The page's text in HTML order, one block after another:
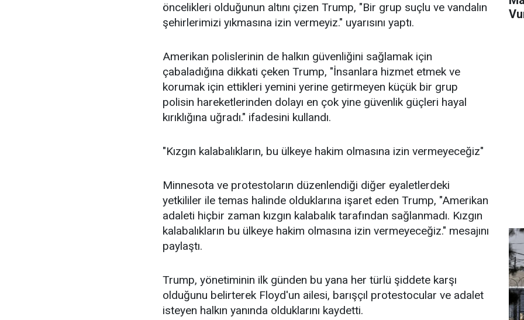
öncelikleri olduğunun altını çizen Trump, "Bir grup suçlu ve vandalın
şehirlerimizi yıkmasına izin vermeyiz." uyarısını yaptı.
Amerikan polislerinin de halkın güvenliğini sağlamak için
çabaladığına dikkati çeken Trump, "İnsanlara hizmet etmek ve
korumak için ettikleri yemini yerine getirmeyen küçük bir grup
polisin hareketlerinden dolayı en çok yine güvenlik güçleri hayal
kırıklığına uğradı." ifadesini kullandı.
"Kızgın kalabalıkların, bu ülkeye hakim olmasına izin vermeyeceğiz"
Minnesota ve protestoların düzenlendiği diğer eyaletlerdeki
yetkililer ile temas halinde olduklarına işaret eden Trump, "Amerikan
adaleti hiçbir zaman kızgın kalabalık tarafından sağlanmadı. Kızgın
kalabalıkların bu ülkeye hakim olmasına izin vermeyeceğiz." mesajını
paylaştı.
Trump, yönetiminin ilk günden bu yana her türlü şiddete karşı
olduğunu belirterek Floyd'un ailesi, barışçıl protestocular ve adalet
isteyen halkın yanında olduklarını kaydetti.